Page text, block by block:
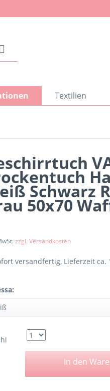
Textilien
Schwarz
50x70
zzgl. Versandkosten
versandfertig, Lieferzeit ca.
In den